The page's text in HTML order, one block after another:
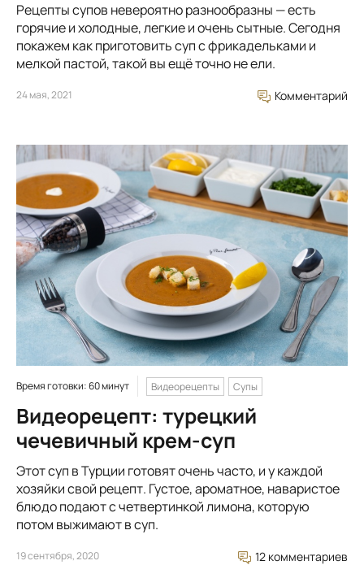
Рецепты супов невероятно разнообразны — есть
горячие и холодные, легкие и очень сытные. Сегодня
покажем как приготовить суп с фрикадельками и
мелкой пастой, такой вы ещё точно не ели.
24 мая, 2021 Комментарий
Время готовки: 60 минут Видеорецепты Супы
Видеорецепт: турецкий
чечевичный крем-суп
Этот суп в Турции готовят очень часто, и у каждой
хозяйки свой рецепт. Густое, ароматное, наваристое
блюдо подают с четвертинкой лимона, которую
потом выжимают в суп.
19 сентября, 2020 12 комментариев